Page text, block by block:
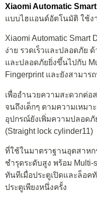
Xiaomi Automatic
แบบไฮแอนด์อัตโนมัติ ใช้ง
Xiaomi Automatic Smart
ง่าย รวดเร็วและปลอดภัย
และปลอดภัยยิ่งขึ้นไปกับ
Fingerprint และยังสามาร
เพื่ออำนวยความสะดวกต่
จนถึงเด็กๆ ตามความเหม
อุปกรณ์ยังเพิ่มความปลอด
(Straight lock cylinder11)
ที่ใช้ในมาตราฐานอุตสาห
ชำรุดระดับสูง พร้อม Multi-
ทันทีเมื่อประตูเปิดและล็อค
ประตูเพียงหนึ่งครั้ง